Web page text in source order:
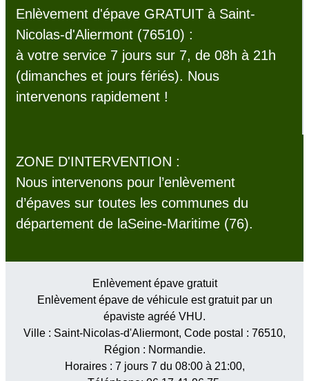
Enlèvement d'épave GRATUIT à Saint-
Nicolas-d'Aliermont (76510) :
à votre service 7 jours sur 7, de 08h à 21h
(dimanches et jours fériés). Nous
intervenons rapidement !
ZONE D'INTERVENTION :
Nous intervenons pour l’enlèvement
d’épaves sur toutes les communes du
département de laSeine-Maritime (76).
Enlèvement épave gratuit
Enlèvement épave de véhicule est gratuit par un
épaviste agréé VHU.
Ville : Saint-Nicolas-d'Aliermont, Code postal : 76510,
Région : Normandie.
Horaires : 7 jours 7 du 08:00 à 21:00,